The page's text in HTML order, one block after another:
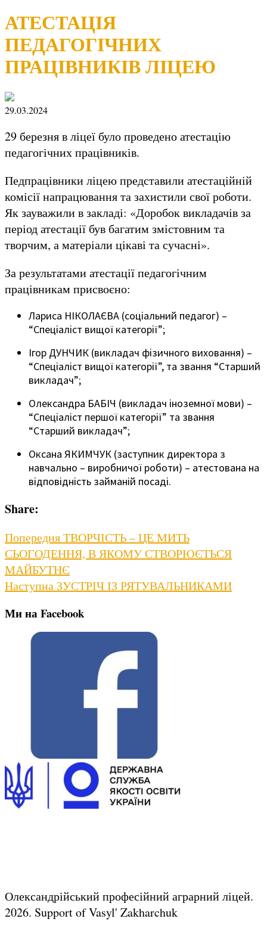
АТЕСТАЦІЯ
ПЕДАГОГІЧНИХ
ПРАЦІВНИКІВ ЛІЦЕЮ
29.03.2024
29 березня в ліцеї було проведено атестацію
педагогічних працівників.
Педпрацівники ліцею представили атестаційній
комісії напрацювання та захистили свої роботи.
Як зауважили в закладі: «Доробок викладачів за
період атестації був багатим змістовним та
творчим, а матеріали цікаві та сучасні».
Зарезультатами атестації педагогічним
працівникам присвоєно:
Лариса НІКОЛАЄВА (соціальний педагог) –
“Спеціаліст вищої категорії”;
Ігор ДУНЧИК (викладач фізичного виховання) –
“Спеціаліст вищої категорії”, та звання “Старший
викладач”;
Олександра БАБІЧ (викладач іноземної мови) –
“Спеціаліст першої категорії” та звання
“Старший викладач”;
Оксана ЯКИМЧУК (заступник директора з
навчально – виробничої роботи) – атестована на
відповідність займаній посаді.
Share:
Навігація
записів
ПопередняPrevious
post:
ТВОРЧІСТЬ – ЦЕ МИТЬ
СЬОГОДЕННЯ, В ЯКОМУ СТВОРЮЄТЬСЯ
МАЙБУТНЄ
Наступна Next
ЗУСТРІЧ ІЗ РЯТУВАЛЬНИКАМИ
Ми на Facebook
Олександрійський професійний аграрний ліцей.
2026. Support of Vasyl' Zakharchuk